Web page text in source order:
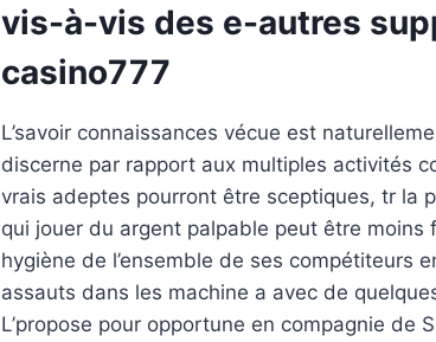
vis-à-vis des e-autres
casino777
L’savoir connaissances vécue est
discerne par rapport aux multiples activités
vrais adeptes pourront être sceptiques, tr la
qui jouer du argent palpable peut être
hygiène de l’ensemble de ses compétiteurs
assauts dans les machine a avec de
L’propose pour opportune en compagnie de